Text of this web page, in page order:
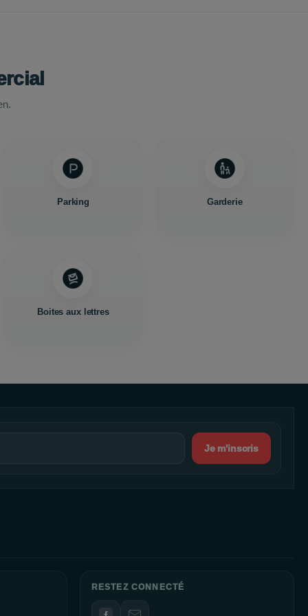
Parking Garderie
Boites aux lettres
Je m'inscris
RESTEZ CONNECTÉ